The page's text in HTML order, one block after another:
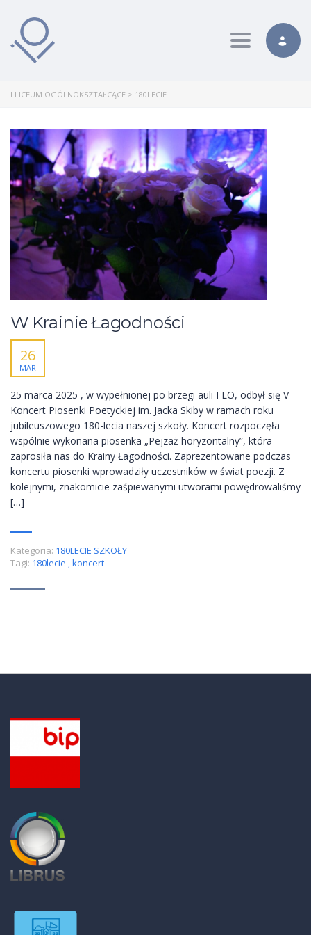
Toggle
I LICEUM OGÓLNOKSZTAŁCĄCE > 180LECIE
W Krainie Łagodności
26
MAR
25 marca 2025 , w wypełnionej po brzegi auli I LO, odbył się V
Koncert Piosenki Poetyckiej im. Jacka Skiby w ramach roku
jubileuszowego 180-lecia naszej szkoły. Koncert rozpoczęła
wspólnie wykonana piosenka „Pejzaż horyzontalny”, która
zaprosiła nas do Krainy Łagodności. Zaprezentowane podczas
koncertu piosenki wprowadziły uczestników w świat poezji. Z
kolejnymi, znakomicie zaśpiewanymi utworami powędrowaliśmy
[…]
Kategoria: 180LECIE SZKOŁY
Tagi: 180lecie ,koncert